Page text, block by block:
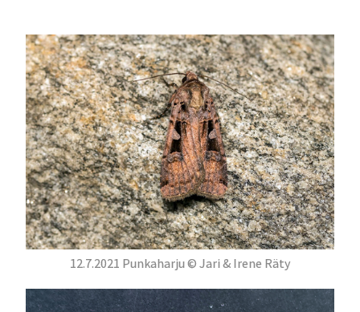
12.7.2021 Punkaharju © Jari & Irene Räty